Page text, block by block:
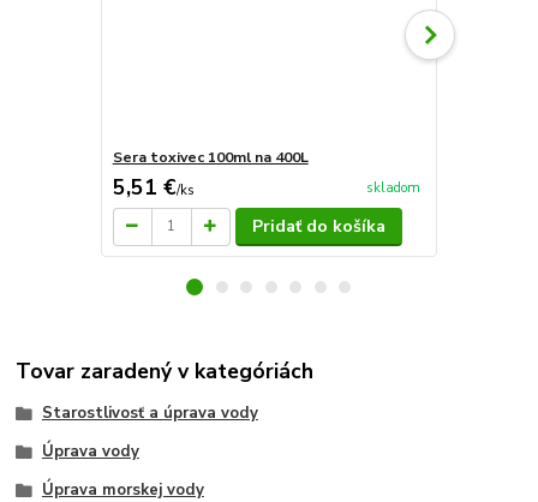
Sera toxivec 100ml na 400L
5,51 €/ks skladom
Pridať do košíka
Tovar zaradený v kategóriách
Starostlivosť a úprava vody
Úprava vody
Úprava morskej vody